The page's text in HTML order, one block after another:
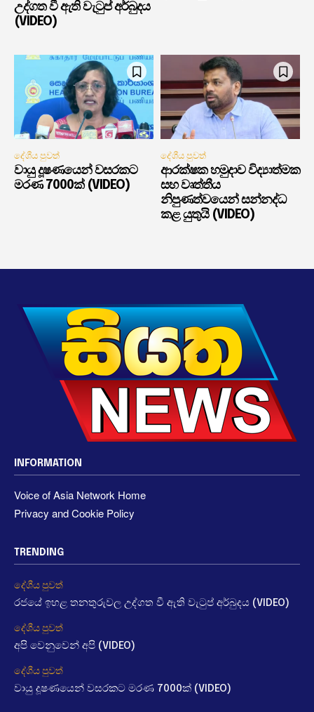
උද්ගත වී ඇති වැටුප් අර්බුදය
(VIDEO)
දේශීය පුවත්
වායු දූෂණයෙන් වසරකට
මරණ 7000ක් (VIDEO)
දේශීය පුවත්
ආරක්ෂක හමුදාව විද්‍යාත්මක
සහ වෘත්තීය
නිපුණත්වයෙන් සන්නද්ධ
කළ යුතුයි (VIDEO)
INFORMATION
Voice of Asia Network Home
Privacy and Cookie Policy
TRENDING
දේශීය පුවත්
රජයේ ඉහළ තනතුරුවල උද්ගත වී ඇති වැටුප් අර්බුදය (VIDEO)
දේශීය පුවත්
අපි වෙනුවෙන් අපි (VIDEO)
දේශීය පුවත්
වායු දූෂණයෙන් වසරකට මරණ 7000ක් (VIDEO)